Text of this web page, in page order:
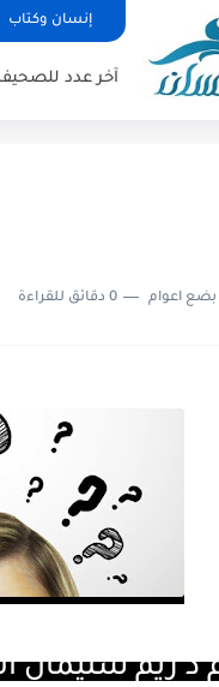
إنسان وكتاب
آخر عدد
بضع اعوام 0 دقائق للقراءة
د ريم سليمان